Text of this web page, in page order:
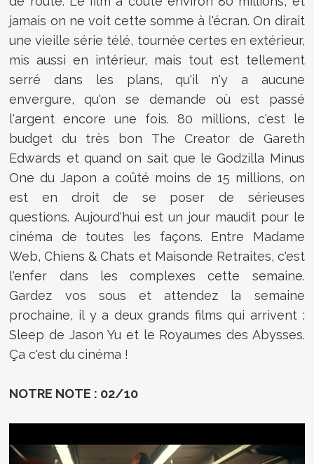
jamais on ne voit cette somme à l'écran. On dirait
une vieille série télé, tournée certes en extérieur,
mis aussi en intérieur, mais tout est tellement
serré dans les plans, qu'il n'y a aucune
envergure, qu'on se demande où est passé
l'argent encore une fois. 80 millions, c'est le
budget du très bon The Creator de Gareth
Edwards et quand on sait que le Godzilla Minus
One du Japon a coûté moins de 15 millions, on
est en droit de se poser de sérieuses
questions. Aujourd'hui est un jour maudit pour le
cinéma de toutes les façons. Entre Madame
Web, Chiens & Chats et Maisonde Retraites, c'est
l'enfer dans les complexes cette semaine.
Gardez vos sous et attendez la semaine
prochaine, il y a deux grands films qui arrivent :
Sleep de Jason Yu et le Royaumes des Abysses.
Ça c'est du cinéma !
NOTRE NOTE : 02/10